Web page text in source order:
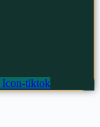
Icon-tiktok